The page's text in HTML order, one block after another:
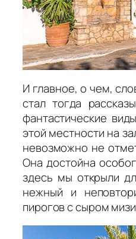
И главное, о чем,
стал тогда
фантастические виды
этой местности на
невозможно не
Она достойна
здесь мы открыли
нежный и
пирогов с сыром